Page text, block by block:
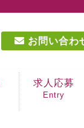
お問い合わ
求人応募
Entry